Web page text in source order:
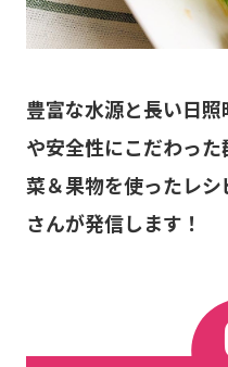
豊富な水源と長い日
や安全性にこだわっ
菜＆果物を使ったレ
さんが発信します！